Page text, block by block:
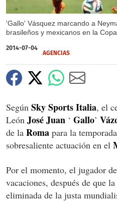
'Gallo' Vásquez marcando a
brasileños y mexicanos en la
2014-07-04
AGENCIAS
Según Sky Sports Italia, el
León José Juan ‘ Gallo’
de la Roma para la
sobresaliente actuación en el
Por el momento, el jugador de
vacaciones, después de que la
eliminada de la justa